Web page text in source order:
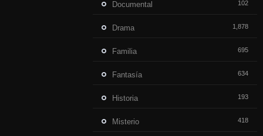
Documental 102
Drama 1,878
Familia 695
Fantasía 634
Historia 193
Misterio 418